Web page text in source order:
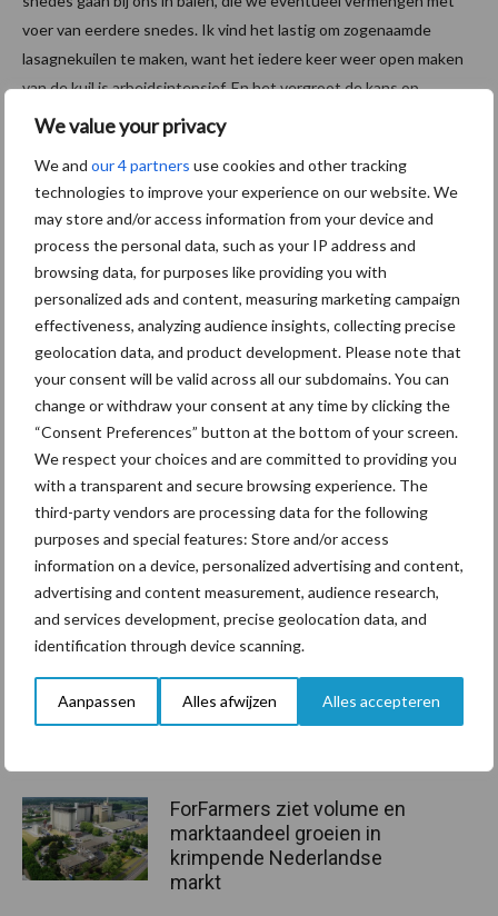
We value your privacy
We and our 4 partners use cookies and other tracking
technologies to improve your experience on our website. We
may store and/or access information from your device and
process the personal data, such as your IP address and
browsing data, for purposes like providing you with
personalized ads and content, measuring marketing campaign
effectiveness, analyzing audience insights, collecting precise
geolocation data, and product development. Please note that
your consent will be valid across all our subdomains. You can
change or withdraw your consent at any time by clicking the
“Consent Preferences” button at the bottom of your screen.
We respect your choices and are committed to providing you
with a transparent and secure browsing experience. The
third-party vendors are processing data for the following
purposes and special features: Store and/or access
information on a device, personalized advertising and content,
advertising and content measurement, audience research,
and services development, precise geolocation data, and
identification through device scanning.
Aanpassen Alles afwijzen Alles accepteren
voer van eerdere snedes. Ik vind het lastig om zogenaamde
lasagnekuilen te maken, want het iedere keer weer open maken
van de kuil is arbeidsintensief. En het vergroot de kans op
‘storende lagen’ en broei. Ik ben al iets minder gaan
drogestof.”
RE invloed op krachtvoer
“Voor komend jaar gaan we proberen om kuil te winnen met een
niet alleen naar een laag RE in het krachtvoer kunnen, maar
waarschijnlijk ook iets kunnen besparen op de hoeveelheid
krachtvoer. Wellicht kunnen we ook bij de droge koeien nog wat
halen door iets preciezer te zijn.”
Vergeer vindt de 155 gram RE per kilogram drogestof een mooie
richtlijn om naar te streven. Aan de andere kant is het voor een
zelfvoorzienend bedrijf met veel gras in het rantsoen ook erg
lastig. Want een goede voerwinning is deels ook afhankelijk van
het weer. Wat hem betreft moet 155 gram per kilogram
drogestof dan ook geen harde norm worden, maar een mooi
streefgetal.
Bron:Verantwoorde Veehouderij
ForFarmers ziet volume en
marktaandeel groeien in
krimpende Nederlandse
markt